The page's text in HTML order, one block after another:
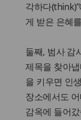
각하다
게 받은 은혜
둘째, 범사 감
제목을 찾아
을 키우면 인
장소에서도
감옥에 들어